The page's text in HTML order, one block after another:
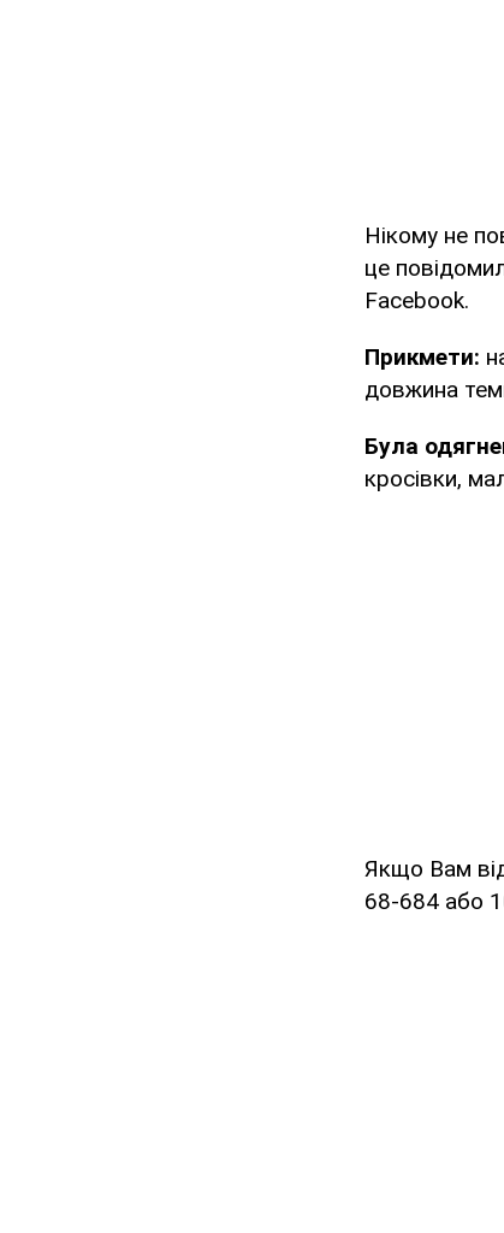
Нікому не
це
Facebook.
Прикмети:
довжина
Була
кросівки,
Якщо Вам
68-684 або